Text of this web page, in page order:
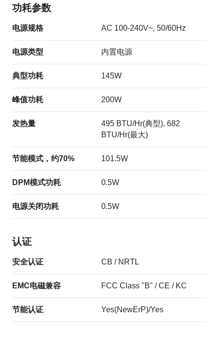
功耗参数
电源规格 AC 100-240V~, 50/60Hz
电源类型 内置电源
典型功耗 145W
峰值功耗 200W
发热量
495 BTU/Hr(典型), 682
BTU/Hr(最大)
节能模式，约70% 101.5W
DPM模式功耗 0.5W
电源关闭功耗 0.5W
认证
安全认证 CB / NRTL
EMC电磁兼容 FCC Class "B" / CE / KC
节能认证 Yes(NewErP)/Yes